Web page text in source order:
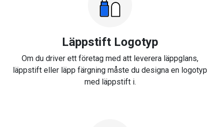
Läppstift Logotyp
Om du driver ett företag med att leverera läppglans,
läppstift eller läpp färgning måste du designa en logotyp
med läppstift i.